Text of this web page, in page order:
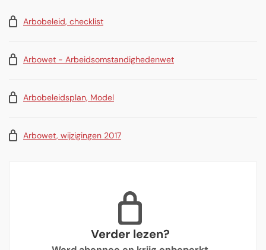
Arbobeleid, checklist
Arbowet - Arbeidsomstandighedenwet
Arbobeleidsplan, Model
Arbowet, wijzigingen 2017
Verder lezen?